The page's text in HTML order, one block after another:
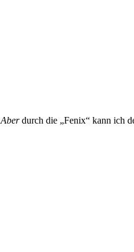
Aberdurch die „Fenix“ kann ich